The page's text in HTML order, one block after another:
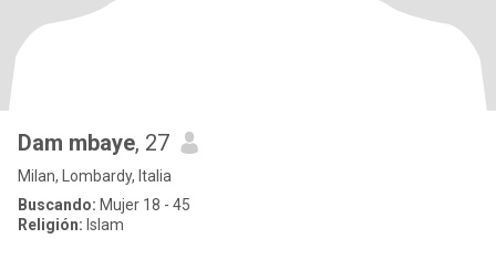
Dam mbaye, 27
Milan, Lombardy, Italia
Buscando: Mujer 18 - 45
Religión: Islam